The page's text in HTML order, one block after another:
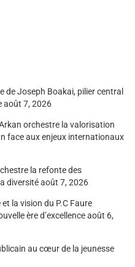
de Joseph Boakai, pilier central
août 7, 2026
orchestre la valorisation
face aux enjeux internationaux
la refonte des
diversitéaoût 7, 2026
la vision du P.C Faure
ère d’excellenceaoût 6,
au cœur de la jeunesse